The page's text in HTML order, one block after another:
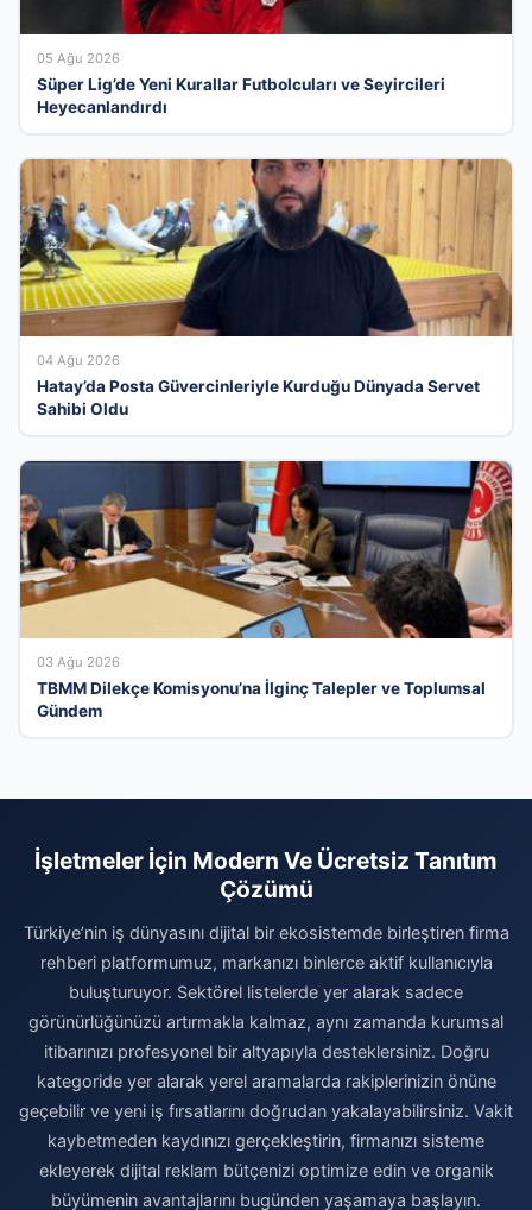
05 Ağu 2026
Süper Lig’de Yeni Kurallar Futbolcuları ve Seyircileri
Heyecanlandırdı
04 Ağu 2026
Hatay’da Posta Güvercinleriyle Kurduğu Dünyada Servet
Sahibi Oldu
03 Ağu 2026
TBMM Dilekçe Komisyonu’na İlginç Talepler ve Toplumsal
Gündem
İşletmeler İçin Modern Ve Ücretsiz Tanıtım
Çözümü
Türkiye’nin iş dünyasını dijital bir ekosistemde birleştiren firma
rehberi platformumuz, markanızı binlerce aktif kullanıcıyla
buluşturuyor. Sektörel listelerde yer alarak sadece
görünürlüğünüzü artırmakla kalmaz, aynı zamanda kurumsal
itibarınızı profesyonel bir altyapıyla desteklersiniz. Doğru
kategoride yer alarak yerel aramalarda rakiplerinizin önüne
geçebilir ve yeni iş fırsatlarını doğrudan yakalayabilirsiniz. Vakit
kaybetmeden kaydınızı gerçekleştirin, firmanızı sisteme
ekleyerek dijital reklam bütçenizi optimize edin ve organik
büyümenin avantajlarını bugünden yaşamaya başlayın.